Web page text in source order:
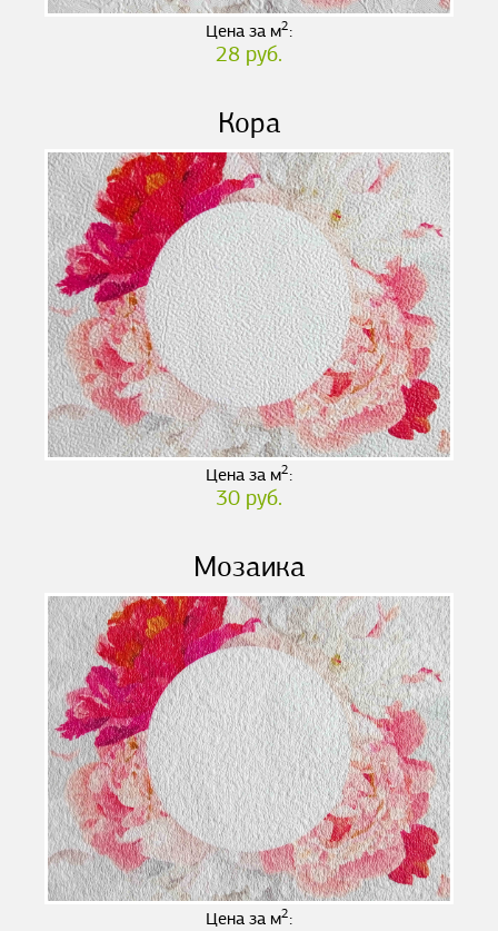
Цена за м2:
28 руб.
Кора
Цена за м2:
30 руб.
Мозаика
Цена за м2: